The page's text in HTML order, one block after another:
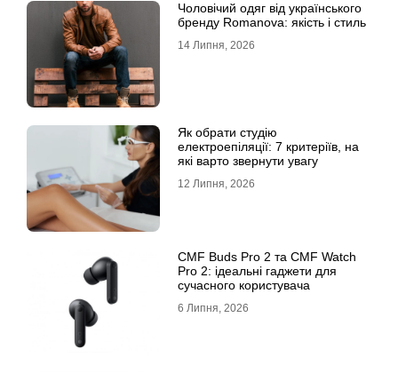
Чоловічий одяг від українського
бренду Romanova: якість і стиль
14 Липня, 2026
Як обрати студію
електроепіляції: 7 критеріїв, на
які варто звернути увагу
12 Липня, 2026
CMF Buds Pro 2 та CMF Watch
Pro 2: ідеальні гаджети для
сучасного користувача
6 Липня, 2026